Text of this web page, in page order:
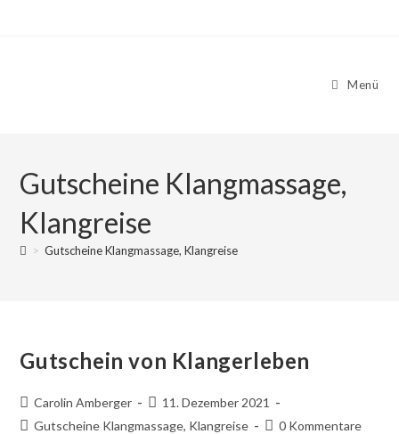
Menü
Gutscheine Klangmassage,
Klangreise
> Gutscheine Klangmassage, Klangreise
Gutschein von Klangerleben
Beitrags-
Autor:
Carolin Amberger
Beitrag
veröffentlicht:
11. Dezember 2021
Beitrags-
Gutscheine Klangmassage, Klangreise
Beitrags-
0 Kommentare